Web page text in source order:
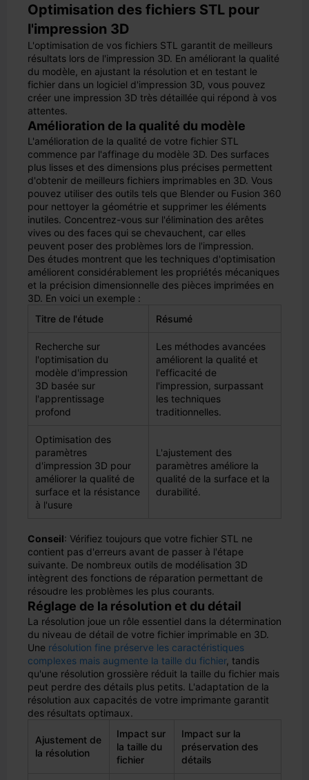
Optimisation des fichiers STL pour
l'impression 3D
L'optimisation de vos fichiers STL garantit de meilleurs
résultats lors de l'impression 3D. En améliorant la qualité
du modèle, en ajustant la résolution et en testant le
fichier dans un logiciel d'impression 3D, vous pouvez
créer une impression 3D très détaillée qui répond à vos
attentes.
Amélioration de la qualité du modèle
L'amélioration de la qualité de votre fichier STL
commence par l'affinage du modèle 3D. Des surfaces
plus lisses et des dimensions plus précises permettent
d'obtenir de meilleurs fichiers imprimables en 3D. Vous
pouvez utiliser des outils tels que Blender ou Fusion 360
pour nettoyer la géométrie et supprimer les éléments
inutiles. Concentrez-vous sur l'élimination des arêtes
vives ou des faces qui se chevauchent, car elles
peuvent poser des problèmes lors de l'impression.
Des études montrent que les techniques d'optimisation
améliorent considérablement les propriétés mécaniques
et la précision dimensionnelle des pièces imprimées en
3D. En voici un exemple :
Titre de l'étude
Résumé
Recherche sur
l'optimisation du
modèle d'impression
3D basée sur
l'apprentissage
profond
Les méthodes avancées
améliorent la qualité et
l'efficacité de
l'impression, surpassant
les techniques
traditionnelles.
Optimisation des
paramètres
d'impression 3D pour
améliorer la qualité de
surface et la résistance
à l'usure
L'ajustement des
paramètres améliore la
qualité de la surface et la
durabilité.
Conseil: Vérifiez toujours que votre fichier STL ne
contient pas d'erreurs avant de passer à l'étape
suivante. De nombreux outils de modélisation 3D
intègrent des fonctions de réparation permettant de
résoudre les problèmes les plus courants.
Réglage de la résolution et du détail
La résolution joue un rôle essentiel dans la détermination
du niveau de détail de votre fichier imprimable en 3D.
Une résolution fine préserve les caractéristiques
complexes mais augmente la taille du fichier, tandis
qu'une résolution grossière réduit la taille du fichier mais
peut perdre des détails plus petits. L'adaptation de la
résolution aux capacités de votre imprimante garantit
des résultats optimaux.
Ajustement de
la résolution
Impact sur
la taille du
fichier
Impact sur la
préservation des
détails